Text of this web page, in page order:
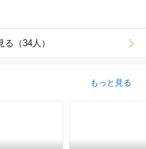
（34人）
もっと見る